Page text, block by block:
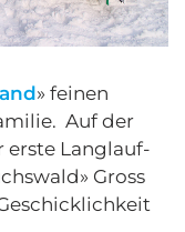
» feinen
Auf der
erste Langlauf-
Gross